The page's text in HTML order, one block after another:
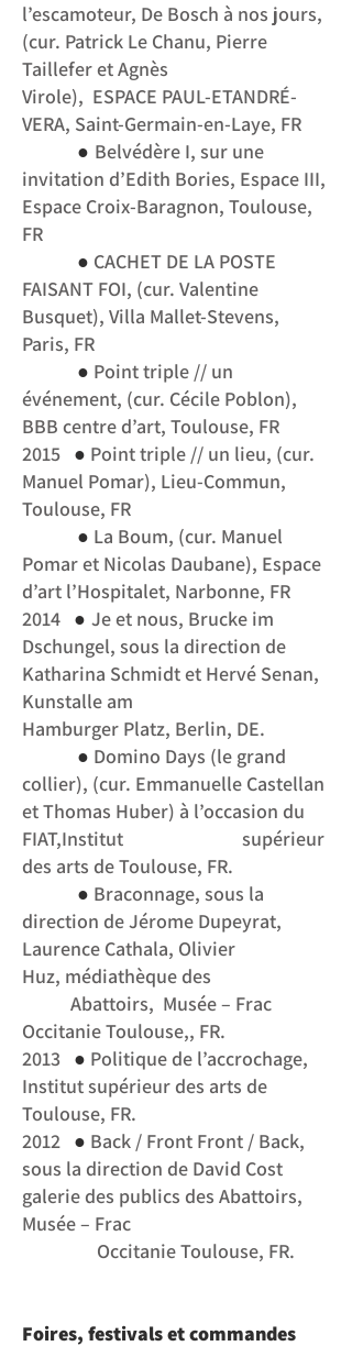
l’escamoteur, De Bosch à nos jours,
(cur. Patrick Le Chanu, Pierre
Taillefer et Agnès
Virole), ESPACE PAUL-ETANDRÉ-
VERA, Saint-Germain-en-Laye, FR
● Belvédère I, sur une
invitation d’Edith Bories, Espace III,
Espace Croix-Baragnon, Toulouse,
FR
● CACHET DE LA POSTE
FAISANT FOI, (cur. Valentine
Busquet), Villa Mallet-Stevens,
Paris, FR
● Point triple // un
événement, (cur. Cécile Poblon),
BBB centre d’art, Toulouse, FR
2015 ● Point triple // un lieu, (cur.
Manuel Pomar), Lieu-Commun,
Toulouse, FR
● La Boum, (cur. Manuel
Pomar et Nicolas Daubane), Espace
d’art l’Hospitalet, Narbonne, FR
2014 ● Je et nous, Brucke im
Dschungel, sous la direction de
Katharina Schmidt et Hervé Senan,
Kunstalle am
Hamburger Platz, Berlin, DE.
● Domino Days (le grand
collier), (cur. Emmanuelle Castellan
et Thomas Huber) à l’occasion du
FIAT,Institut supérieur
des arts de Toulouse, FR.
● Braconnage, sous la
direction de Jérome Dupeyrat,
Laurence Cathala, Olivier
Huz, médiathèque des
Abattoirs, Musée – Frac
Occitanie Toulouse,, FR.
2013 ● Politique de l’accrochage,
Institut supérieur des arts de
Toulouse, FR.
2012 ● Back / Front Front / Back,
sous la direction de David Cost
galerie des publics des Abattoirs,
Musée – Frac
Occitanie Toulouse, FR.
Foires, festivals et commandes